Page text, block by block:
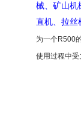
械、矿山机
直机、拉丝
为一个R500
使用过程中受